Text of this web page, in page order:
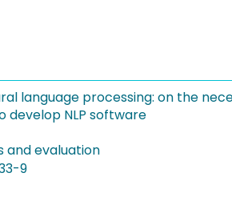
language processing: on the
develop NLP software
and evaluation
​9